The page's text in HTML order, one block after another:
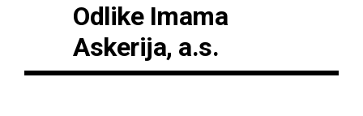
Odlike Imama
Askerija, a.s.